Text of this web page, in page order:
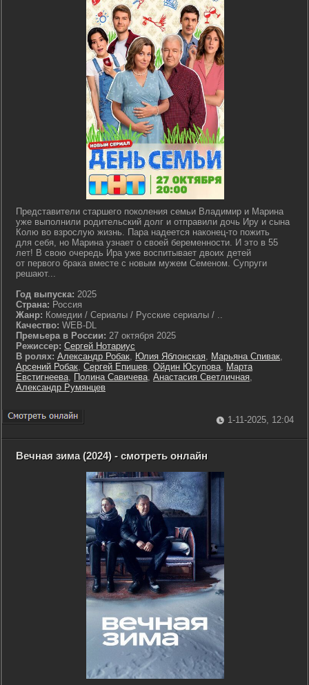
Представители старшего поколения семьи Владимир и Марина
уже выполнили родительский долг и отправили дочь Иру и сына
Колю во взрослую жизнь. Пара надеется наконец-то пожить
для себя, но Марина узнает о своей беременности. И это в 55
лет! В свою очередь Ира уже воспитывает двоих детей
от первого брака вместе с новым мужем Семеном. Супруги
решают...
Год выпуска: 2025
Страна: Россия
Жанр: Комедии / Сериалы / Русские сериалы / ..
Качество: WEB-DL
Премьера в России: 27 октября 2025
Режиссер: Сергей Нотариус
В ролях: Александр Робак, Юлия Яблонская, Марьяна Спивак,
Арсений Робак, Сергей Епишев, Ойдин Юсупова, Марта
Евстигнеева, Полина Савичева, Анастасия Светличная,
Александр Румянцев
1-11-2025, 12:04
Вечная зима (2024) - смотреть онлайн